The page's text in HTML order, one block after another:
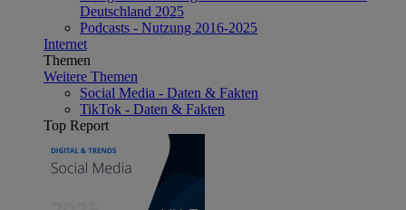
Deutschland 2025
Podcasts - Nutzung 2016-2025
Internet
Themen
Weitere Themen
Social Media - Daten & Fakten
TikTok - Daten & Fakten
Top Report